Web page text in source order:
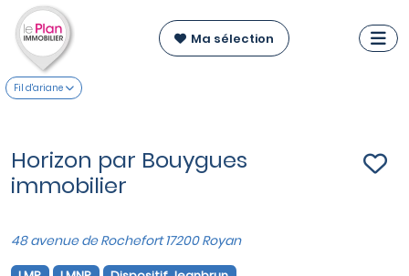
Ma sélection
Fil d'ariane
Horizon par Bouygues
immobilier
48 avenue de Rochefort 17200 Royan